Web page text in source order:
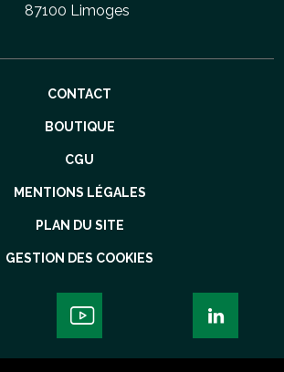
87100 Limoges
CONTACT
BOUTIQUE
CGU
MENTIONS LÉGALES
PLAN DU SITE
GESTION DES COOKIES